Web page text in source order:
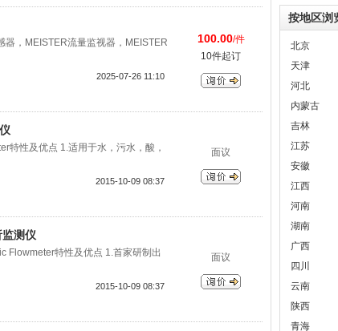
器，MEISTER流量监视器，MEISTER
2025-07-26 11:10
100.00/件
10件起订
特性及优点 1.适用于水，污水，酸，
2015-10-09 08:37
面议
测仪
Flowmeter特性及优点 1.首家研制出
2015-10-09 08:37
面议
按地区浏
北京
天津
河北
内蒙古
吉林
江苏
安徽
江西
河南
湖南
广西
四川
云南
陕西
青海